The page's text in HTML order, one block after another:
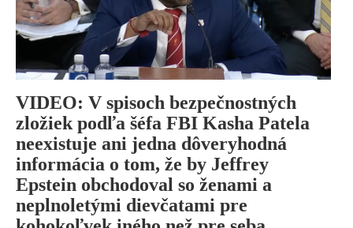
VIDEO: V spisoch bezpečnostných
zložiek podľa šéfa FBI Kasha Patela
neexistuje ani jedna dôveryhodná
informácia o tom, že by Jeffrey
Epstein obchodoval so ženami a
neplnoletými dievčatami pre